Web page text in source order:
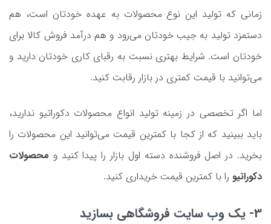
زمانی که تولید این نوع محصولات به عهده خودتان است، هم
دستمزد تولید به جیب خودتان می‌رود و هم درآمد فروش کالا برای
خودتان است. شرایط بهتری نسبت به رقبای کاری خودتان دارید و
می‌توانید با قیمت کمتری در بازار رقابت کنید.
اما اگر تخصصی در زمینه تولید انواع محصولات دکوراتیو ندارید،
باید ببینید که از کجا با کمترین قیمت می‌توانید این محصولات را
بخرید. در اصل فروشنده دسته اول بازار را پیدا کنید و محصولات
دکوراتیو را با کمترین قیمت خریداری کنید.
3- یک وب سایت فروشگاهی بسازید